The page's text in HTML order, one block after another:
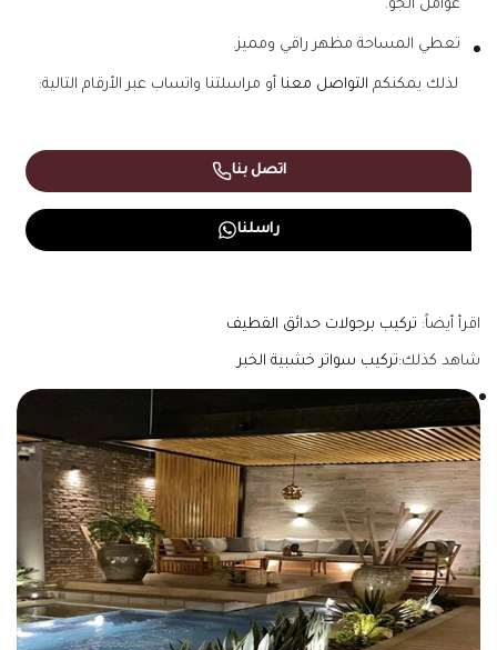
عوامل الجو.
تعطي المساحة مظهر راقي ومميز.
لذلك يمكنكم التواصل معنا أو مراسلتنا واتساب عبر الأرقام التالية:
اتصل بنا
راسلنا
اقرأ أيضاً: تركيب برجولات حدائق القطيف
شاهد كذلك:تركيب سواتر خشبية الخبر